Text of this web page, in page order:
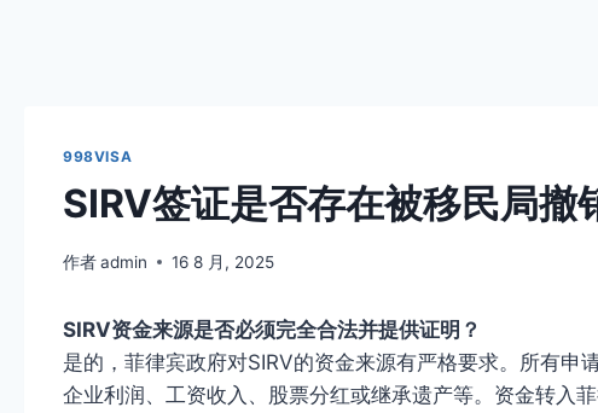
998VISA
SIRV签证是否存在被移民局撤
作者admin 16 8 月, 2025
SIRV资金来源是否必须完全合法并提供证明？
是的，菲律宾政府对SIRV的资金来源有严格要求。所有申
企业利润、工资收入、股票分红或继承遗产等。资金转入